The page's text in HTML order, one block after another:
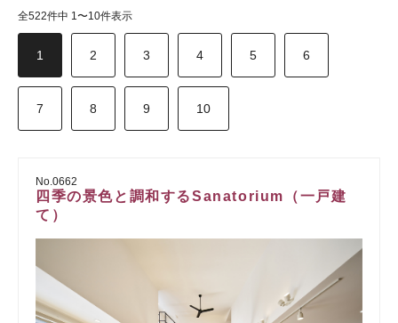
全522件中 1〜10件表示
1 2 3 4 5 6
7 8 9 10
No.0662
四季の景色と調和するSanatorium（一戸建
て）